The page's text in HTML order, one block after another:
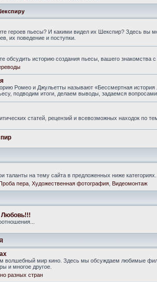
героев пьесы? И какими видел их Шекспир? Здесь вы
их поведение и поступки.
обсудить историю создания пьесы, вашего знакомства
Ромео и Джульетты называют «Бессмертная
подводим итоги, делаем выводы, задаемся
статей, рецензий и всевозможных находок по
таланты на тему сайта в предложенных ниже категориях.
пера Художественная фотография Видеомонтаж
Любовь!!!
волшебный мир кино. Здесь мы обсуждаем любимые
и многое другое.
разных стран